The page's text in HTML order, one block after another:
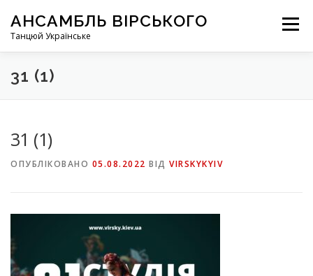
вмісту
АНСАМБЛЬ ВІРСЬКОГО
Танцюй Українське
Меню
31 (1)
31 (1)
ОПУБЛІКОВАНО 05.08.2022 ВІД VIRSKYKYIV